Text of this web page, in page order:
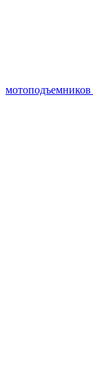
мотоподъемников